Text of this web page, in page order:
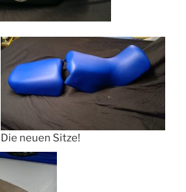
Die neuen Sitze!